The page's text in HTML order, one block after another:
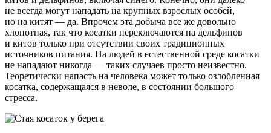
не всегда могут нападать на крупных взрослых особей,
но на китят — да. Впрочем эта добыча все же довольно
хлопотная, так что косатки переключаются на дельфинов
и китов только при отсутствии своих традиционных
источников питания. На людей в естественной среде косатки
не нападают никогда — таких случаев просто неизвестно.
Теоретически напасть на человека может только озлобленная
косатка, содержащаяся в неволе, в состоянии большого
стресса.